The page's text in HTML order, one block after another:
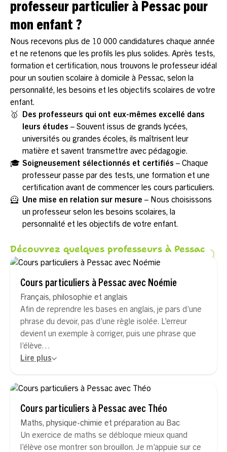
professeur particulier à Pessac pour
mon enfant ?
Nous recevons plus de 10 000 candidatures chaque année
et ne retenons que les profils les plus solides. Après tests,
formation et certification, nous trouvons le professeur idéal
pour un soutien scolaire à domicile à Pessac, selon la
personnalité, les besoins et les objectifs scolaires de votre
enfant.
🥇
Des professeurs qui ont eux-mêmes excellé dans
leurs études – Souvent issus de grands lycées,
universités ou grandes écoles, ils maîtrisent leur
matière et savent transmettre avec pédagogie.
🎓 Soigneusement sélectionnés et certifiés – Chaque
professeur passe par des tests, une formation et une
certification avant de commencer les cours particuliers.
🦸 Une mise en relation sur mesure – Nous choisissons
un professeur selon les besoins scolaires, la
personnalité et les objectifs de votre enfant.
Découvrez quelques professeurs à Pessac
Cours particuliers à Pessac avec Noémie
Français, philosophie et anglais
Afin de reprendre les bases en anglais, je pars d’une
phrase du devoir, pas d’une règle isolée. L’erreur
devient un exemple à corriger, puis une phrase que
l’élève…
Lire plus
Cours particuliers à Pessac avec Théo
Maths, physique-chimie et préparation au Bac
Un exercice de maths se débloque mieux quand
l’élève ose montrer son brouillon. Je m’appuie sur ce